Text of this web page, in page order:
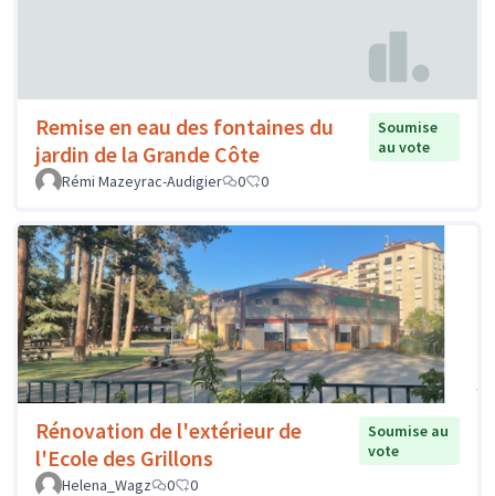
Remise en eau des fontaines du
jardin de la Grande Côte
Soumise
au vote
Rémi Mazeyrac-Audigier
0 0
Rénovation de l'extérieur de
l'Ecole des Grillons
Soumise au
vote
Helena_Wagz
0 0